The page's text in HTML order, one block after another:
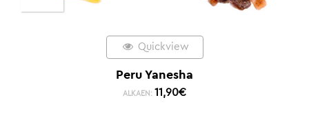
Quickview
Peru Yanesha
ALKAEN: 11,90€